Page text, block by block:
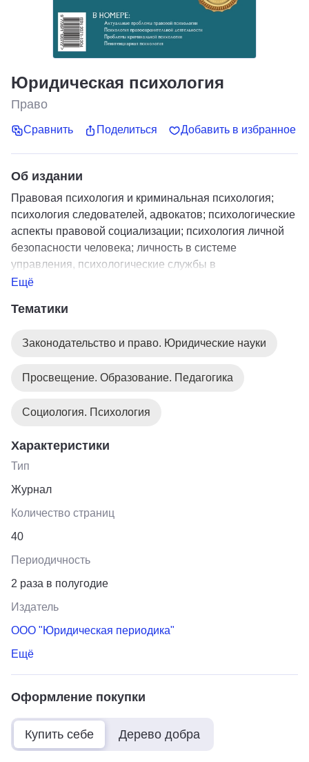
Юридическая психология
Право
Сравнить Поделиться Добавить в избранное
Об издании
Правовая психология и криминальная психология;
психология следователей, адвокатов; психологические
аспекты правовой социализации; психология личной
безопасности человека; личность в системе
управления, психологические службы в
правоохранительных органах; психологическая
психотехника в работе юриста; экстремально-
Ещё
Тематики
Законодательство и право. Юридические науки
Просвещение. Образование. Педагогика
Социология. Психология
Характеристики
Тип
Журнал
Количество страниц
40
Периодичность
2 раза в полугодие
Издатель
ООО "Юридическая периодика"
Ещё
Оформление покупки
Купить себе Дерево добра